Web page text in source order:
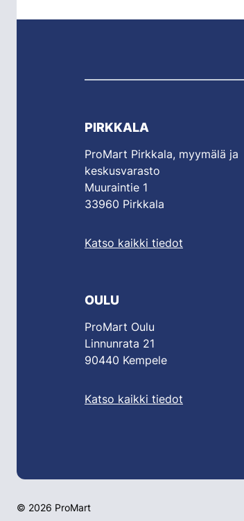
PIRKKALA
ProMart Pirkkala, myymälä ja
keskusvarasto
Muuraintie 1
33960 Pirkkala
Katso kaikki tiedot
OULU
ProMart Oulu
Linnunrata 21
90440 Kempele
Katso kaikki tiedot
© 2026 ProMart